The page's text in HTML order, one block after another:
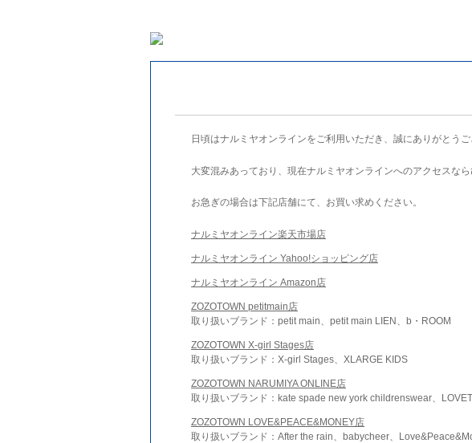
日頃はナルミヤオンラインをご利用いただき、誠にありがとうご
大変混みあっており、現在ナルミヤオンラインへのアクセスなら
お急ぎの場合は下記店舗にて、お買い求めください。
ナルミヤオンライン楽天市場店
ナルミヤオンライン Yahoo!ショッピング店
ナルミヤオンライン Amazon店
ZOZOTOWN petitmain店
取り扱いブランド：petit main、petit main LIEN、b・ROOM
ZOZOTOWN X-girl Stages店
取り扱いブランド：X-girl Stages、XLARGE KIDS
ZOZOTOWN NARUMIYA ONLINE店
取り扱いブランド：kate spade new york childrenswear、
ZOZOTOWN LOVE&PEACE&MONEY店
取り扱いブランド：After the rain、babycheer、